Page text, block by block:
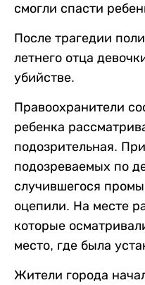
смогли спасти
После трагедии
летнего отца
убийстве.
Правоохранители
ребенка
подозрительная.
подозреваемых по
случившегося
оцепили. На месте
которые
место, где была
Жители города